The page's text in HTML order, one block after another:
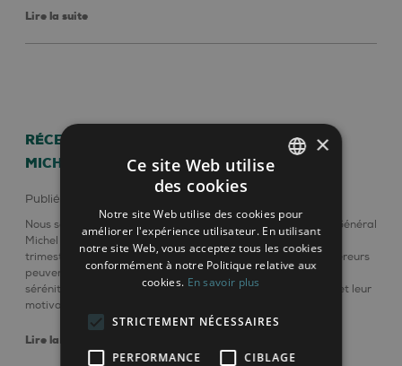
Lire la suite
RÉCEPTION DE NOTRE RÉSIDENCE GÉNÉRAL
MICHEL SITUÉE À NAMUR
Publié le août 7, 2023
Nous sommes ravis d’annoncer la réception de la résidence Général
Michel de Namur dont la construction a débuté au premier
trimestre 2021. Les 32 lots sont maintenant finis et les acquéreurs
peuvent maintenant profiter de leur nouveau bien en toute
sérénité. Bravo aux équipes DEVLOP pour leur engagement et leur
motivation, et merci à tous […]
Lire la suite
ENGLISH
×
Ce site Web utilise
des cookies
Notre site Web utilise des cookies pour
améliorer l'expérience utilisateur. En utilisant
notre site Web, vous acceptez tous les cookies
conformément à notre Politique relative aux
cookies. En savoir plus
STRICTEMENT NÉCESSAIRES
PERFORMANCE CIBLAGE